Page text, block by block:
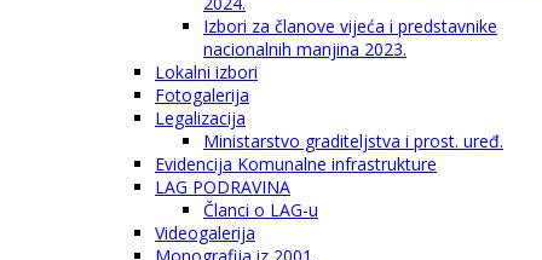
Izbori za članove vijeća i predstavnike
nacionalnih manjina 2023.
Lokalni izbori
Fotogalerija
Legalizacija
Ministarstvo graditeljstva i prost. uređ.
Evidencija Komunalne infrastrukture
LAG PODRAVINA
Članci o LAG-u
Videogalerija
Monografija iz 2001.